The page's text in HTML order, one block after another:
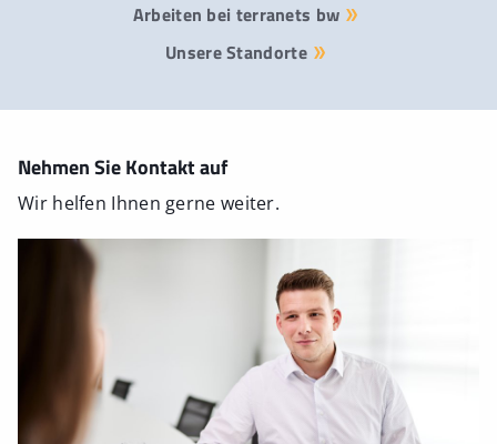
Arbeiten bei terranets bw
Unsere Standorte
Nehmen Sie Kontakt auf
Wir helfen Ihnen gerne weiter.